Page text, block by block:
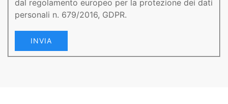
dal regolamento europeo per la protezione dei dati
personali n. 679/2016, GDPR.
INVIA